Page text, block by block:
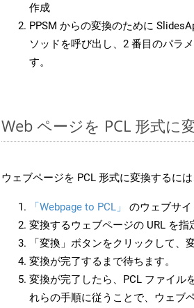
作成
PPSM からの変換のために
ソッドを呼び出し、2 番目のパラ
す。
Web ページを PCL 形式に
ウェブページを PCL 形式に変換するに
「Webpage to PCL」
のウェブサイ
変換するウェブページの URL を指
「変換」ボタンをクリックして、
変換が完了するまで待ちます。
変換が完了したら、PCL ファイル
れらの手順に従うことで、ウェブ